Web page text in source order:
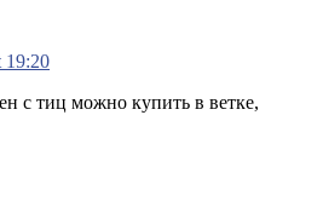
19:20
с тиц можно купить в ветке,